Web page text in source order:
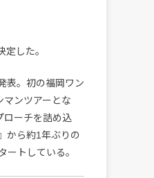
した。
表。初の福岡ワン
ンツアーとな
ローチを詰め込
から約1年ぶりの
ートしている。